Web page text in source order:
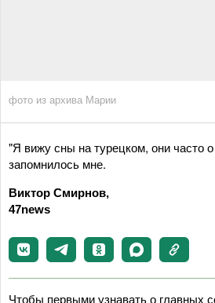
фото из архива Марии
"Я вижу сны на турецком, они часто
запомнилось мне.
Виктор Смирнов,
47news
Чтобы первыми узнавать о главных